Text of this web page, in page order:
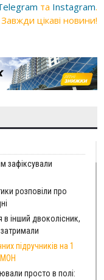
та Instagram.
Завжди цікаві новини!
зафіксували
розповіли про
в інший двоколісник,
підручників на 1
МОН
просто в полі: